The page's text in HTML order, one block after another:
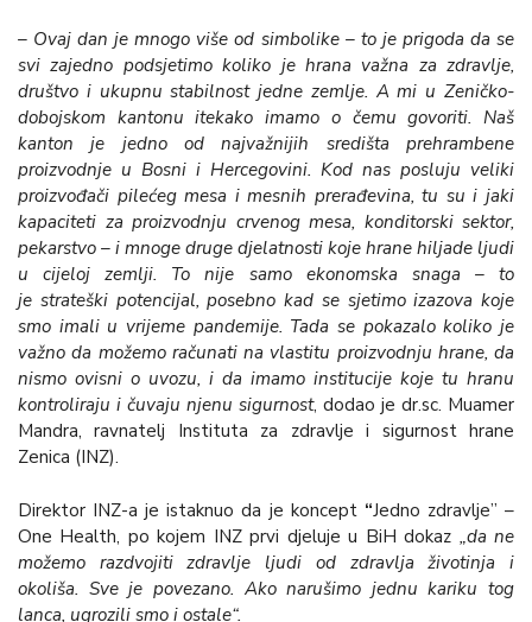
– Ovaj dan je mnogo više od simbolike – to je prigoda da se
svi zajedno podsjetimo koliko je hrana važna za zdravlje,
društvo i ukupnu stabilnost jedne zemlje. A mi u Zeničko-
dobojskom kantonu itekako imamo o čemu govoriti. Naš
kanton je
jedno od najvažnijih središta prehrambene
proizvodnje u Bosni i Hercegovini. Kod nas posluju veliki
proizvođači pilećeg mesa i mesnih prerađevina, tu su i jaki
kapaciteti za proizvodnju crvenog mesa, konditorski sektor,
pekarstvo – i mnoge druge djelatnosti koje hrane hiljade ljudi
u cijeloj zemlji. To nije samo ekonomska snaga – to
je strateški potencijal, posebno kad se sjetimo izazova koje
smo imali u vrijeme pandemije. Tada se pokazalo koliko je
važno da možemo računati na vlastitu proizvodnju hrane, da
nismo ovisni o uvozu, i da imamo institucije koje tu hranu
kontroliraju i čuvaju njenu sigurnost, dodao je dr.sc. Muamer
Mandra, ravnatelj Instituta za zdravlje i sigurnost hrane
Zenica (INZ).
Direktor INZ-a je istaknuo da je koncept “Jedno zdravlje” –
One Health, po kojem INZ prvi djeluje u BiH dokaz „da ne
možemo razdvojiti zdravlje ljudi od zdravlja životinja i
okoliša. Sve je povezano. Ako narušimo jednu kariku tog
lanca, ugrozili smo i ostale“.